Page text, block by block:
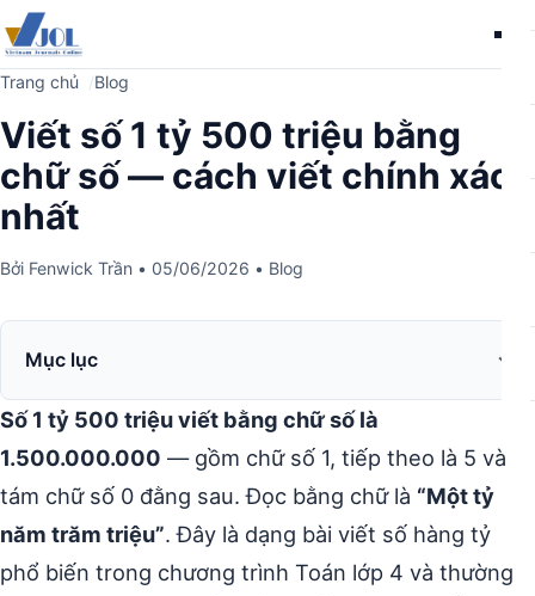
Trang chủ Blog
Viết số 1 tỷ 500 triệu bằng
chữ số — cách viết chính xác
nhất
Bởi Fenwick Trần • 05/06/2026 • Blog
Mục lục
Số 1 tỷ 500 triệu viết bằng chữ số là
1.500.000.000 — gồm chữ số 1, tiếp theo là 5 và
tám chữ số 0 đằng sau. Đọc bằng chữ là “Một tỷ
năm trăm triệu”. Đây là dạng bài viết số hàng tỷ
phổ biến trong chương trình Toán lớp 4 và thường